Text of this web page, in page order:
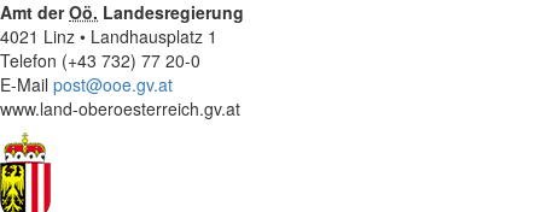
Amt derOö. Landesregierung
4021 Linz • Landhausplatz 1
Telefon (+43 732) 77 20-0
E-Mail post@ooe.gv.at
www.land-oberoesterreich.gv.at